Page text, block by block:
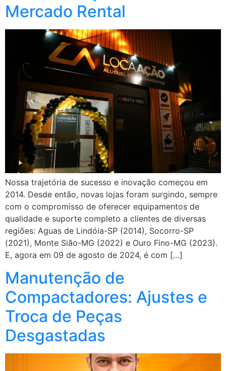
Mercado Rental
Nossa trajetória de sucesso e inovação começou em
2014. Desde então, novas lojas foram surgindo, sempre
com o compromisso de oferecer equipamentos de
qualidade e suporte completo a clientes de diversas
regiões: Aguas de Lindóia-SP (2014), Socorro-SP
(2021), Monte Sião-MG (2022) e Ouro Fino-MG (2023).
E, agora em 09 de agosto de 2024, é com […]
Manutenção de
Compactadores: Ajustes e
Troca de Peças
Desgastadas